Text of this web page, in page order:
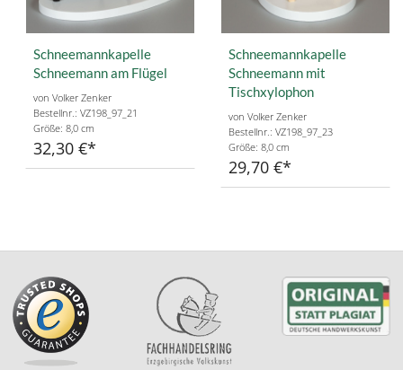
Schneemannkapelle
Schneemann am Flügel
von Volker Zenker
Bestellnr.: VZ198_97_21
Größe: 8,0 cm
32,30 €
Schneemannkapelle
Schneemann mit
Tischxylophon
von Volker Zenker
Bestellnr.: VZ198_97_23
Größe: 8,0 cm
29,70 €